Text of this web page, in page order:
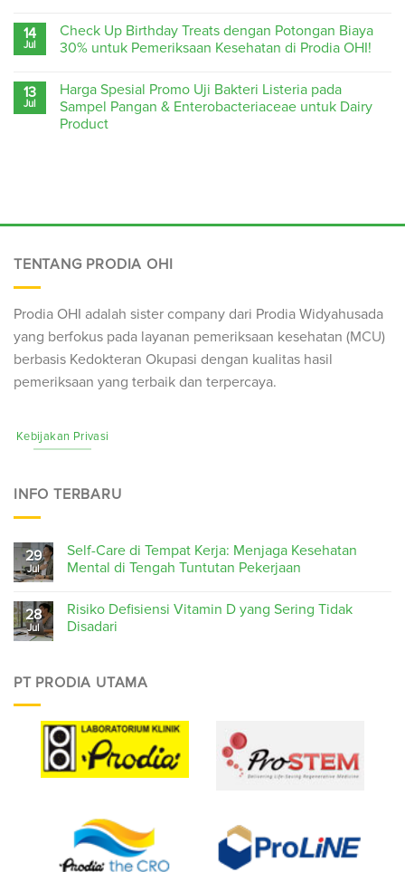
14
Jul
Check Up Birthday Treats dengan Potongan Biaya
30% untuk Pemeriksaan Kesehatan di Prodia OHI!
13
Jul
Harga Spesial Promo Uji Bakteri Listeria pada
Sampel Pangan & Enterobacteriaceae untuk Dairy
Product
TENTANG PRODIA OHI
Prodia OHI adalah sister company dari Prodia Widyahusada
yang berfokus pada layanan pemeriksaan kesehatan (MCU)
berbasis Kedokteran Okupasi dengan kualitas hasil
pemeriksaan yang terbaik dan terpercaya.
Kebijakan Privasi
INFO TERBARU
29
Jul
Self-Care di Tempat Kerja: Menjaga Kesehatan
Mental di Tengah Tuntutan Pekerjaan
28
Jul
Risiko Defisiensi Vitamin D yang Sering Tidak
Disadari
PT PRODIA UTAMA